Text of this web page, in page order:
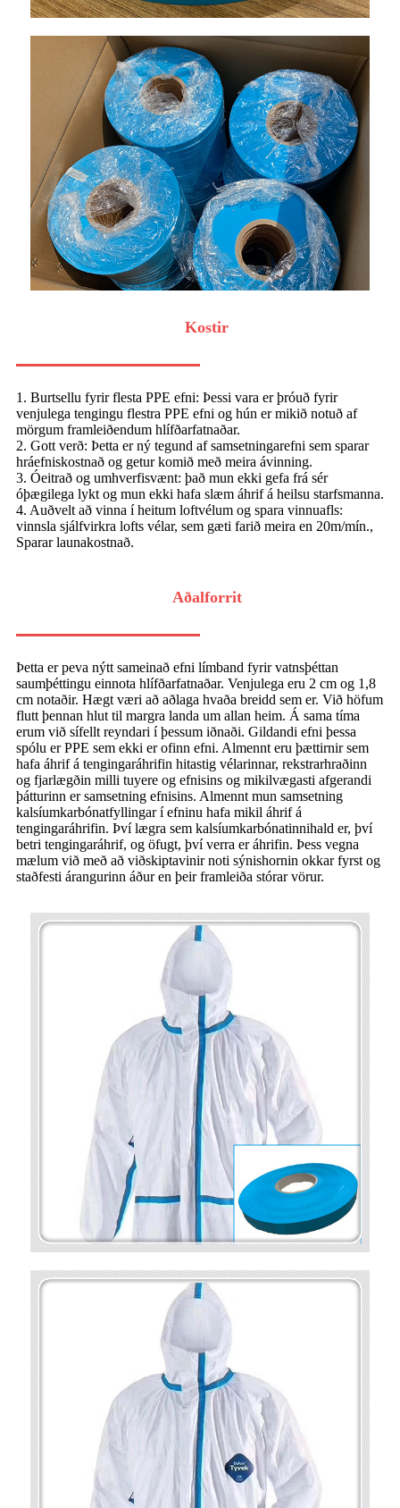
Kostir
1. Burtsellu fyrir flesta PPE efni: Þessi vara er þróuð fyrir
venjulega tengingu flestra PPE efni og hún er mikið notuð af
mörgum framleiðendum hlífðarfatnaðar.
2. Gott verð: Þetta er ný tegund af samsetningarefni sem sparar
hráefniskostnað og getur komið með meira ávinning.
3. Óeitrað og umhverfisvænt: það mun ekki gefa frá sér
óþægilega lykt og mun ekki hafa slæm áhrif á heilsu starfsmanna.
4. Auðvelt að vinna í heitum loftvélum og spara vinnuafls:
vinnsla sjálfvirkra lofts vélar, sem gæti farið meira en 20m/mín.,
Sparar launakostnað.
Aðalforrit
Þetta er peva nýtt sameinað efni límband fyrir vatnsþéttan
saumþéttingu einnota hlífðarfatnaðar. Venjulega eru 2 cm og 1,8
cm notaðir. Hægt væri að aðlaga hvaða breidd sem er. Við höfum
flutt þennan hlut til margra landa um allan heim. Á sama tíma
erum við sífellt reyndari í þessum iðnaði. Gildandi efni þessa
spólu er PPE sem ekki er ofinn efni. Almennt eru þættirnir sem
hafa áhrif á tengingaráhrifin hitastig vélarinnar, rekstrarhraðinn
og fjarlægðin milli tuyere og efnisins og mikilvægasti afgerandi
þátturinn er samsetning efnisins. Almennt mun samsetning
kalsíumkarbónatfyllingar í efninu hafa mikil áhrif á
tengingaráhrifin. Því lægra sem kalsíumkarbónatinnihald er, því
betri tengingaráhrif, og öfugt, því verra er áhrifin. Þess vegna
mælum við með að viðskiptavinir noti sýnishornin okkar fyrst og
staðfesti árangurinn áður en þeir framleiða stórar vörur.